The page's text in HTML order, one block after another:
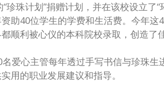
珠计划”捐赠计划，并在该校设立了
助40位学生的学费和生活费。今年
顺利被心仪的本科院校录取，创造了佳
爱心主管每年透过手写书信与珍珠
用的职业发展建议和指导。